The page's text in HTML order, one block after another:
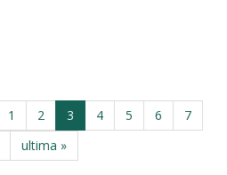
1 2 3 4 5 6
7
ultima »